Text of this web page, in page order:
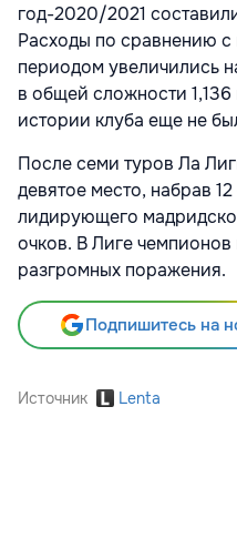
год-2020/2021
Расходы по сравнению
периодом увеличились
в общей сложности
истории клуба еще не
После семи туров Ла
девятое место, набрав
лидирующего
очков. В Лиге
разгромных поражения.
Подпишитесь на
Источник Lenta